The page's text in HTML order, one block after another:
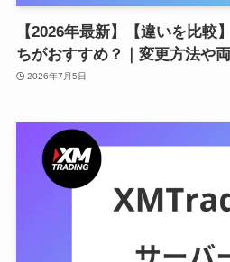
【2026年最新】【違いを比較
ちがおすすめ？｜変更方法や
2026年7月5日